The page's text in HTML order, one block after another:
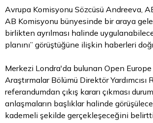
Avrupa Komisyonu Sözcüsü Andreeva,
AB Komisyonu bünyesinde bir araya
birlikten ayrılması halinde
planını” görüştüğüne ilişkin haberleri
Merkezi Londra'da bulunan Open
Araştırmalar Bölümü Direktör Yardımcısı
referandumdan çıkış kararı çıkması
anlaşmaların başlıklar halinde
kademeli şekilde gerçekleşeceğini